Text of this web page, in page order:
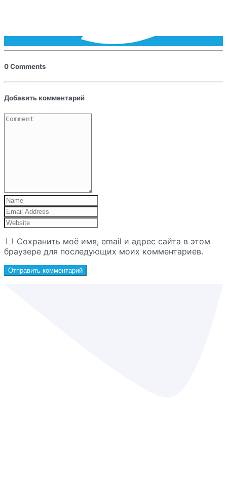
0 Comments
Добавить комментарий
Сохранить моё имя, email и адрес сайта в этом
браузере для последующих моих комментариев.